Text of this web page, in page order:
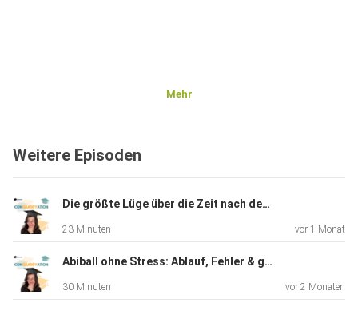
Mehr
Weitere Episoden
Die größte Lüge über die Zeit nach dem Abi
23 Minuten vor 1 Monat
Abiball ohne Stress: Ablauf, Fehler & geheime Tipps (Survival Guide)
30 Minuten vor 2 Monaten